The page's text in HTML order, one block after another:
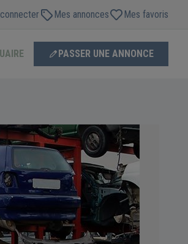
Mes annonces Mes favoris
PASSER UNE ANNONCE